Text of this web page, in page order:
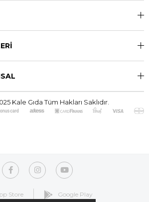
Kale Gıda Tüm Hakları Saklıdır.
Store Google Play